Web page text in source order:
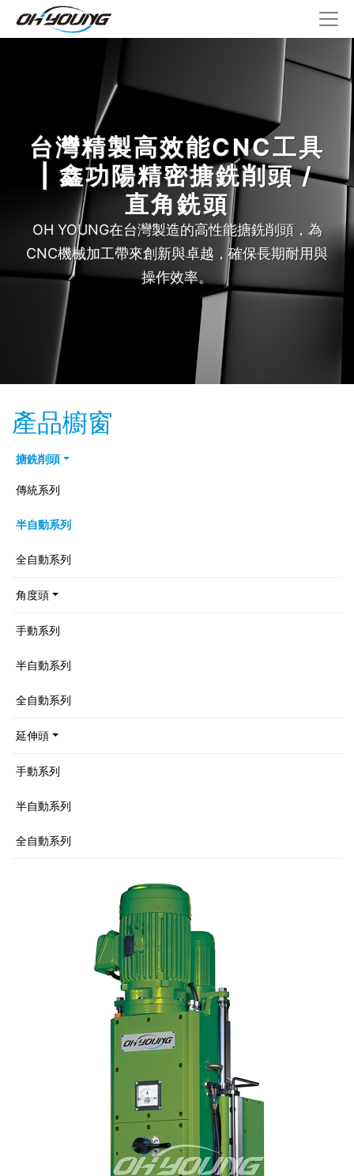
台灣精製高效能CNC工具
| 鑫功陽精密搪銑削頭 /
直角銑頭
OH YOUNG在台灣製造的高性能搪銑削頭，為
CNC機械加工帶來創新與卓越，確保長期耐用與
操作效率。
產品櫥窗
搪銑削頭
傳統系列
半自動系列
全自動系列
角度頭
手動系列
半自動系列
全自動系列
延伸頭
手動系列
半自動系列
全自動系列